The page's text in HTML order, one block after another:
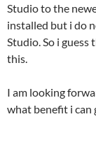
Studio to the
installed but i do
Studio. So i
this.
I am looking
what benefit i can